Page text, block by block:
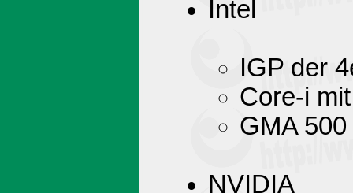
Intel
IGP der
Core-i
GMA 500
NVIDIA